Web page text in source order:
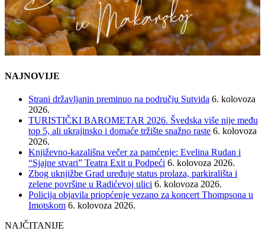
NAJNOVIJE
Strani državljanin preminuo na području Sutvida 6. kolovoza
2026.
TURISTIČKI BAROMETAR 2026. Švedska više nije među
top 5, ali ukrajinsko i domaće tržište snažno raste 6. kolovoza
2026.
Književno-kazališna večer za pamćenje: Evelina Rudan i
“Sjajne stvari” Teatra Exit u Podpeći 6. kolovoza 2026.
Zbog uknjižbe Grad uređuje status prolaza, parkirališta i
zelene površine u Radićevoj ulici 6. kolovoza 2026.
Policija objavila priopćenje vezano za koncert Thompsona u
Imotskom 6. kolovoza 2026.
NAJČITANIJE